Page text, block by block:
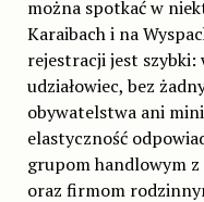
można spotkać w
Karaibach i na
rejestracji jest
udziałowiec, bez
obywatelstwa ani
elastyczność
grupom handlowym z
oraz firmom